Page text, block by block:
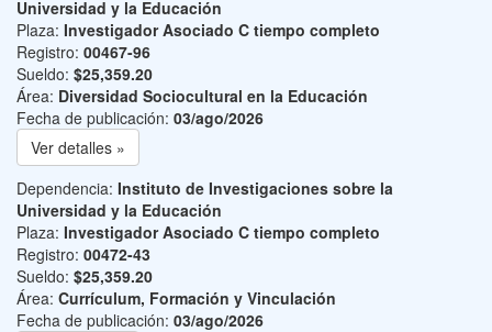
Universidad y la Educación
Plaza: Investigador Asociado C tiempo completo
Registro: 00467-96
Sueldo: $25,359.20
Área: Diversidad Sociocultural en la Educación
Fecha de publicación: 03/ago/2026
Ver detalles »
Dependencia: Instituto de Investigaciones sobre la
Universidad y la Educación
Plaza: Investigador Asociado C tiempo completo
Registro: 00472-43
Sueldo: $25,359.20
Área: Currículum, Formación y Vinculación
Fecha de publicación: 03/ago/2026